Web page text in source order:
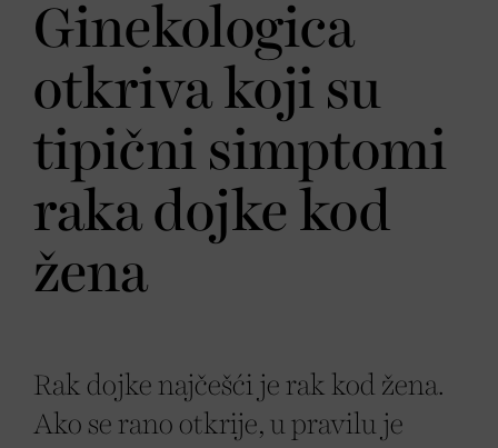
Ginekologica
otkriva koji su
tipični simptomi
raka dojke kod
žena
Rak dojke najčešći je rak kod žena.
Ako se rano otkrije, u pravilu je